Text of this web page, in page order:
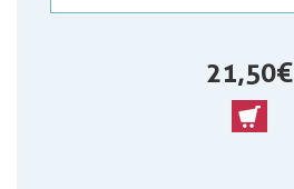
21,50 €